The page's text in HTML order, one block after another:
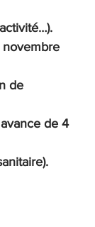
novembre
de
de 4